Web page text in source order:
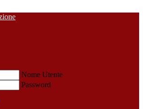
Nome Utente
Password